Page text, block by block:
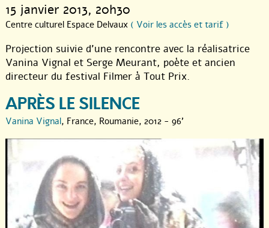
15 janvier 2013, 20h30
Centre culturel Espace Delvaux ( Voir les accès et tarif )
Projection suivie d’une rencontre avec la réalisatrice
Vanina Vignal et Serge Meurant, poète et ancien
directeur du festival Filmer à Tout Prix.
APRÈS LE SILENCE
Vanina Vignal, France, Roumanie, 2012 - 96'